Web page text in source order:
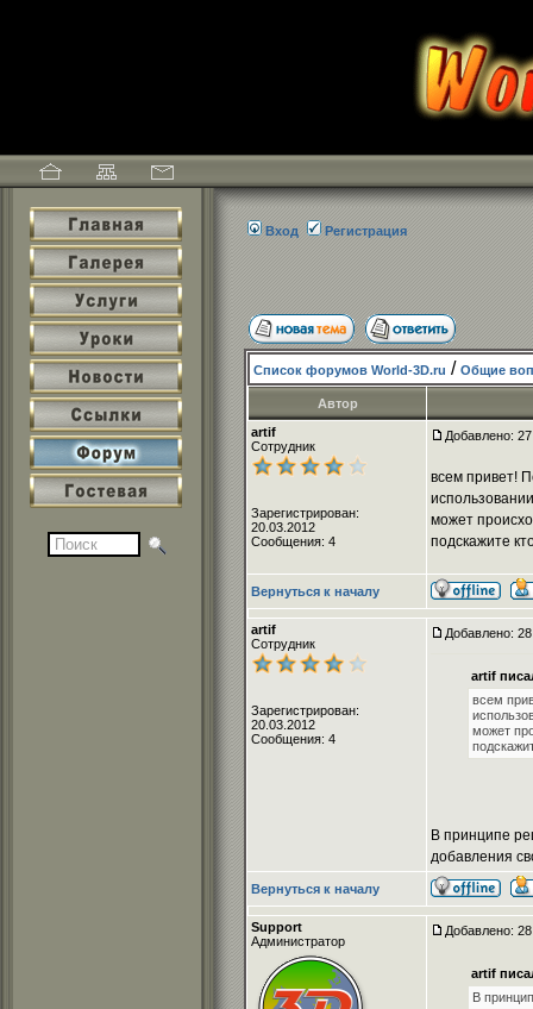
Вход Регистрация
Список форумов World-3D.ru / Общие
Автор
artif
Сотрудник
Зарегистрирован:
20.03.2012
Сообщения: 4
Добавлено:
всем привет!
может
подскажите
Вернуться к началу
artif
Сотрудник
Зарегистрирован:
20.03.2012
Сообщения: 4
Добавлено:
artif
всем
может
В принципе
добавления
Вернуться к началу
Support
Администратор
Добавлено:
artif
В